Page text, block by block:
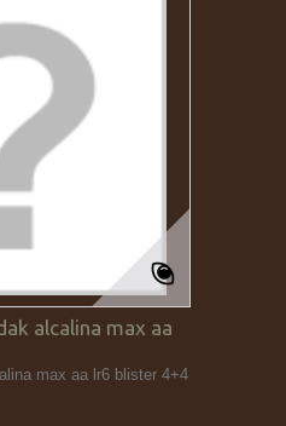
alcalina max aa
max aa lr6 blister 4+4